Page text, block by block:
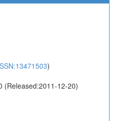
)
(Released:2011-12-20)